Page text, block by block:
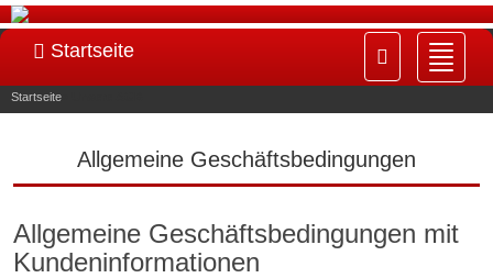
ein-/
Startseite
Startseite
Allgemeine Geschäftsbedingungen
Allgemeine Geschäftsbedingungen mit
Kundeninformationen